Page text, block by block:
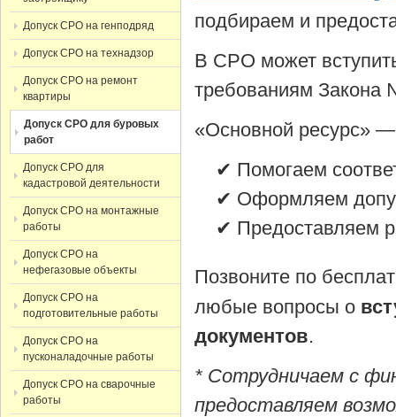
подбираем и
В СРО может
требованиям Закона
«Основной ресурс»
✔ Помогаем
✔ Оформляем
✔ Предоставляем
Позвоните по
любые вопросы о
документов.
* Сотрудничаем с
предоставляем
Допуск СРО на генподряд
Допуск СРО на технадзор
Допуск СРО на ремонт
квартиры
Допуск СРО для буровых
работ
Допуск СРО для
кадастровой деятельности
Допуск СРО на монтажные
работы
Допуск СРО на
нефегазовые объекты
Допуск СРО на
подготовительные работы
Допуск СРО на
пусконаладочные работы
Допуск СРО на сварочные
работы